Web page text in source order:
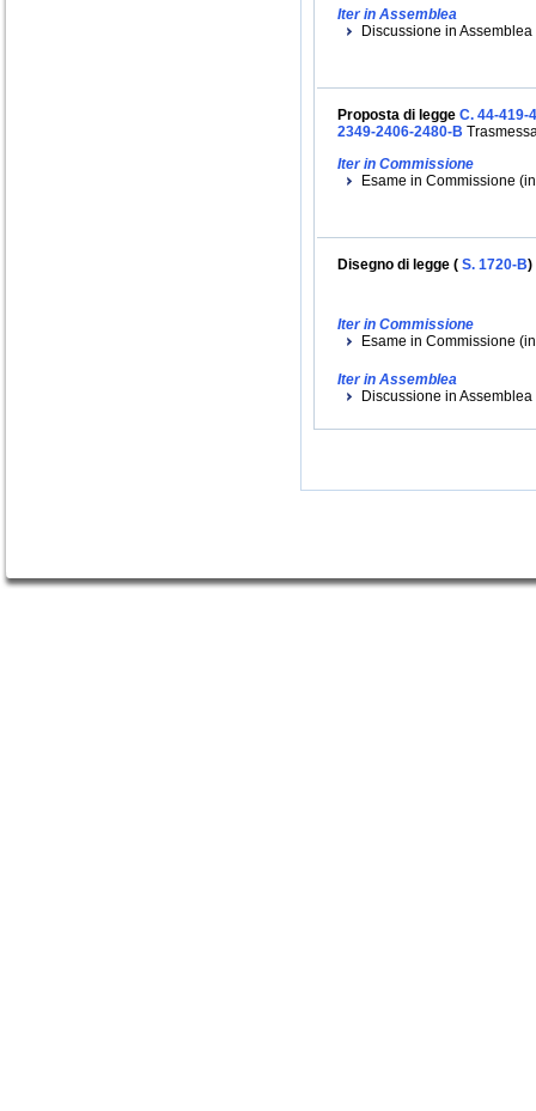
Iter in Assemblea
Discussione in
Proposta di legge C. 44-419-
2349-2406-2480-B
Iter in Commissione
Esame in Commissione
Disegno di legge ( S. 1720-B)
Iter in Commissione
Esame in Commissione
Iter in Assemblea
Discussione in